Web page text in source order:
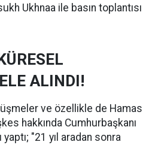
Ukhnaa ile basın toplantısı
ALINDI!
ve özellikle de Hamas
hakkında Cumhurbaşkanı
yaptı; "21 yıl aradan sonra